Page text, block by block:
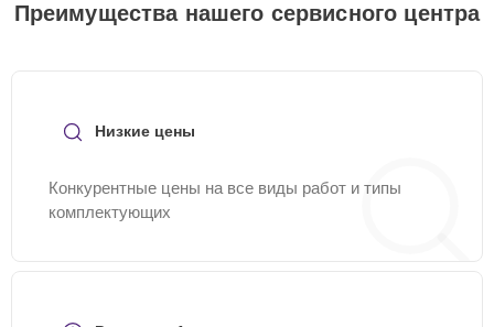
Преимущества нашего сервисного центра
Низкие цены
Конкурентные цены на все виды работ и типы
комплектующих